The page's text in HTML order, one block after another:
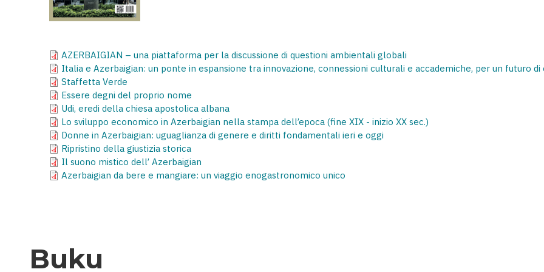
AZERBAIGIAN – una piattaforma per la discussione di questioni ambientali globali
Italia e Azerbaigian: un ponte in espansione tra innovazione, connessioni culturali e accademiche, per un futuro di
Staffetta Verde
Essere degni del proprio nome
Udi, eredi della chiesa apostolica albana
Lo sviluppo economico in Azerbaigian nella stampa dell’epoca (fine XIX - inizio XX sec.)
Donne in Azerbaigian: uguaglianza di genere e diritti fondamentali ieri e oggi
Ripristino della giustizia storica
Il suono mistico dell’ Azerbaigian
Azerbaigian da bere e mangiare: un viaggio enogastronomico unico
Buku